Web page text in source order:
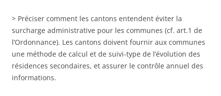
> Préciser comment les cantons entendent éviter la
surcharge administrative pour les communes (cf. art.1 de
l’Ordonnance). Les cantons doivent fournir aux communes
une méthode de calcul et de suivi-type de l’évolution des
résidences secondaires, et assurer le contrôle annuel des
informations.